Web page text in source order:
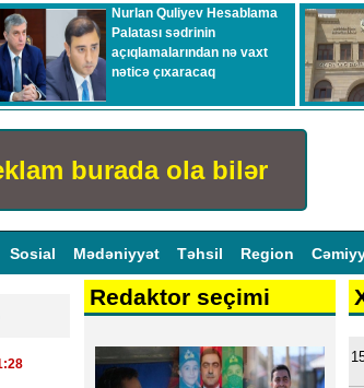
Nurlan Quliyev Hesablama
Palatası sədrinin
açıqlamalarından nə vaxt
nəticə çıxaracaq
burada ola bilər
Sosial Mədəniyyət Təhsil Region
Redaktor seçimi